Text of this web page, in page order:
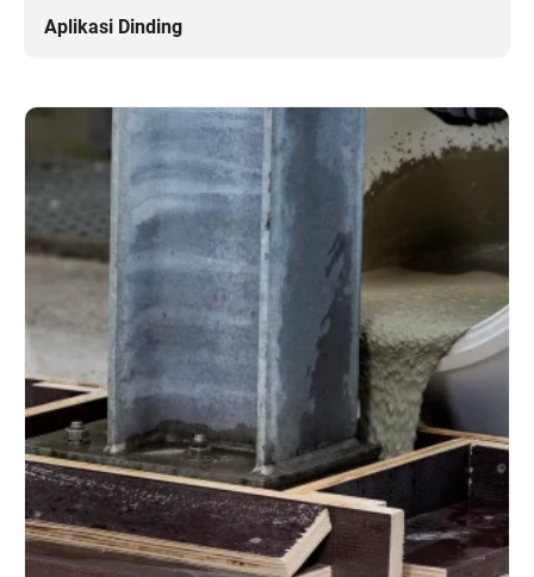
Aplikasi Dinding